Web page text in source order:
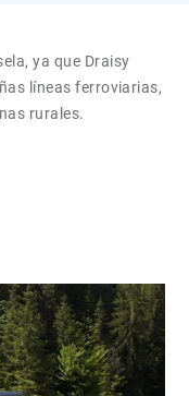
ya que Draisy
líneas ferroviarias,
rurales.